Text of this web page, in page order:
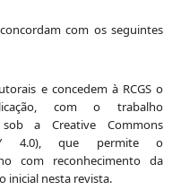
com os seguintes
e concedem à RCGS o
com o trabalho
sob a Creative Commons
4.0), que permite o
com reconhecimento da
inicial nesta revista.